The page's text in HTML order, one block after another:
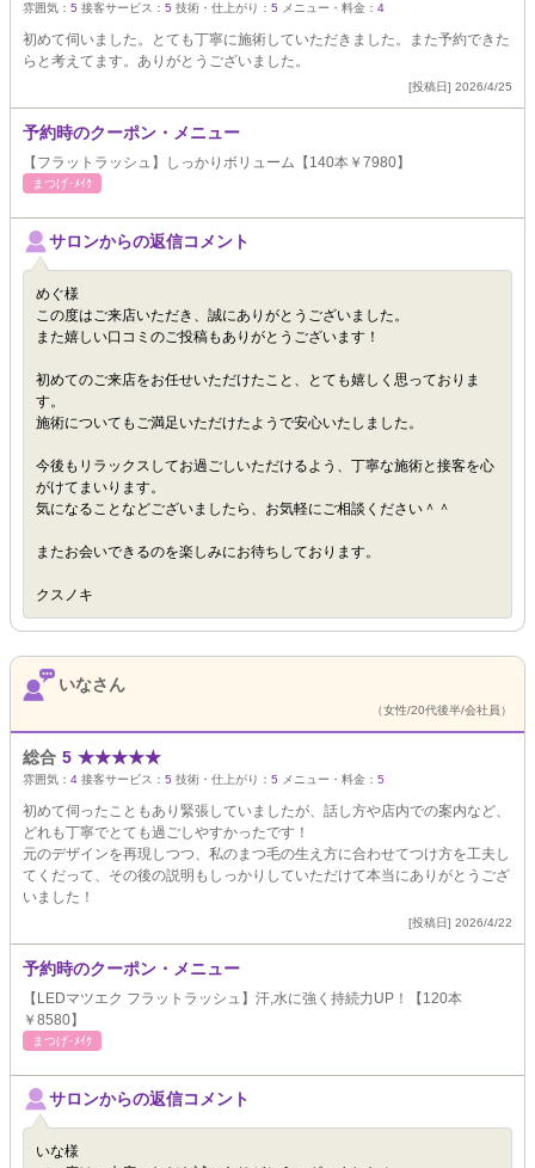
雰囲気： 5 接客サービス： 5 技術・仕上がり： 5 メニュー・料金： 4
初めて伺いました。とても丁寧に施術していただきました。また予約できた
らと考えてます。ありがとうございました。
[投稿日] 2026/4/25
予約時のクーポン・メニュー
【フラットラッシュ】しっかりボリューム【140本￥7980】
まつげ･ﾒｲｸ
サロンからの返信コメント
めぐ様
この度はご来店いただき、誠にありがとうございました。
また嬉しい口コミのご投稿もありがとうございます！
初めてのご来店をお任せいただけたこと、とても嬉しく思っておりま
す。
施術についてもご満足いただけたようで安心いたしました。
今後もリラックスしてお過ごしいただけるよう、丁寧な施術と接客を心
がけてまいります。
気になることなどございましたら、お気軽にご相談ください＾＾
またお会いできるのを楽しみにお待ちしております。
クスノキ
いなさん
（女性/20代後半/会社員）
総合 5 ★★★★★
雰囲気： 4 接客サービス： 5 技術・仕上がり： 5 メニュー・料金： 5
初めて伺ったこともあり緊張していましたが、話し方や店内での案内など、
どれも丁寧でとても過ごしやすかったです！
元のデザインを再現しつつ、私のまつ毛の生え方に合わせてつけ方を工夫し
てくだって、その後の説明もしっかりしていただけて本当にありがとうござ
いました！
[投稿日] 2026/4/22
予約時のクーポン・メニュー
【LEDマツエク フラットラッシュ】汗,水に強く持続力UP！【120本
￥8580】
まつげ･ﾒｲｸ
サロンからの返信コメント
いな様